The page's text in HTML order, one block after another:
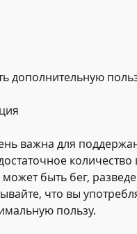
дополнительную
важна для
может быть бег,
что вы
пользу.